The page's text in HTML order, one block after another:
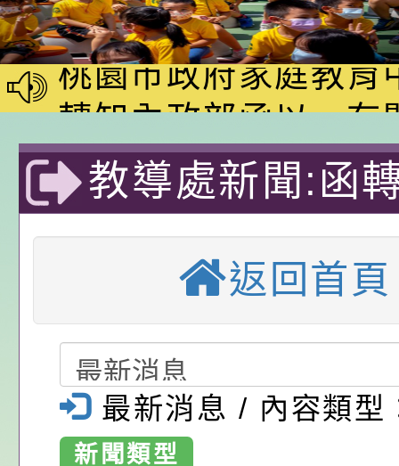
「2026桃園市孔廟
動—儒門初開 智慧
桃園市政府家庭教育
家8月課程資訊」、
電影營」、「祖孫樂
「愛『原原』不絕-
樂會」、「邁向下一
列講座及成長團體
轉知內政部函以，有
員會函釋公務員留職
赴陸應申請許可一案
中興國民小學115學
期第1次第7-9招代課
甄選公告
本校「115學年度國
校課程計畫」核定一
轉知教育部國民及學
辦理「115年度教育
前教育署辦理性別平
置課程與教學人才庫
畫」一案， 請教師
公告:桃園市政府腸
施問答集
轉知:桃園市交通局
減碳存摺2.0」全民
桃園市政府家庭教育
年度祖孫樂淘桃－祖
轉知有關銓敘部建置
教導處新聞:函
志明市臺灣學
學年度第3次
暨代理教師甄
1份（如附件
返回首頁
最新消息 / 內容類型
新聞類型